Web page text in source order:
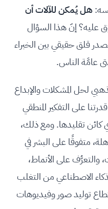
هل يُمكن للآلات أن
عليه؟ إنّ هذا السؤال
قلق حقيقي بين الخبراء
عامَّة الناس.
لحل المشكلات والإبداع
على التفكير المنطقي
كائن تقليدها. ومع ذلك،
متفوقًا على البشر في
والتعرُّف على الأنماط،
الاصطناعي من التغلب
توليد صور وفيديوهات